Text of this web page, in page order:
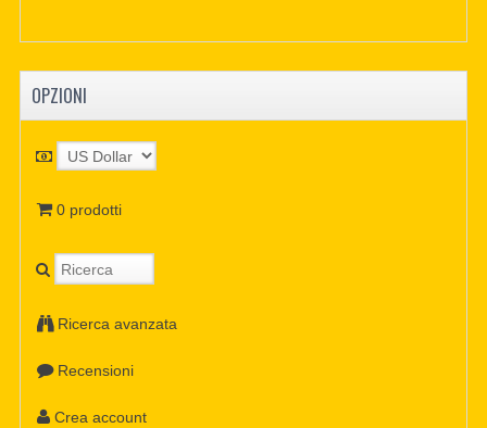
OPZIONI
0 prodotti
Ricerca avanzata
Recensioni
Crea account